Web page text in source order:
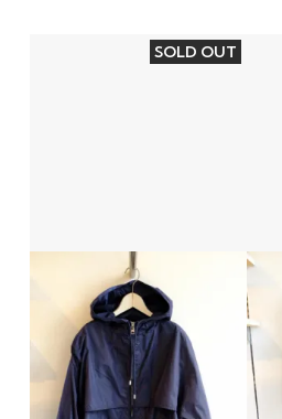
SOLD OUT